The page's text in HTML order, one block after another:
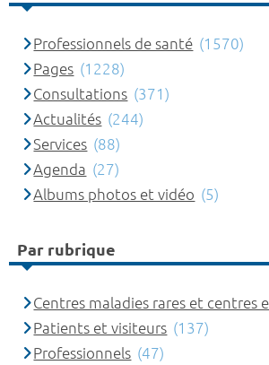
Professionnels de santé (1570)
Pages (1228)
Consultations (371)
Actualités (244)
Services (88)
Agenda (27)
Albums photos et vidéo (5)
Par rubrique
Centres maladies rares et centres
Patients et visiteurs (137)
Professionnels (47)